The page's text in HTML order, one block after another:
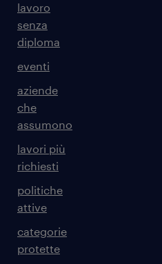
lavoro
senza
diploma
eventi
aziende
che
assumono
lavori più
richiesti
politiche
attive
categorie
protette